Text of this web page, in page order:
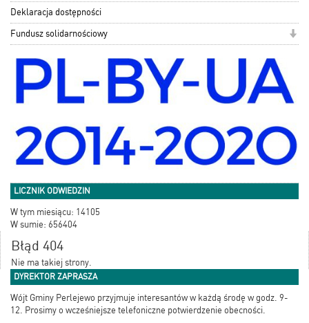
Deklaracja dostępności
Fundusz solidarnościowy
LICZNIK ODWIEDZIN
W tym miesiącu: 14105
W sumie: 656404
Błąd 404
Nie ma takiej strony.
DYREKTOR ZAPRASZA
Wójt Gminy Perlejewo przyjmuje interesantów w każdą środę w godz. 9-
12. Prosimy o wcześniejsze telefoniczne potwierdzenie obecności.